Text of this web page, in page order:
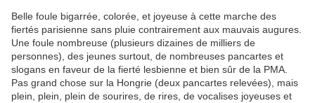
Belle foule bigarrée, colorée, et joyeuse à cette marche des
fiertés parisienne sans pluie contrairement aux mauvais augures.
Une foule nombreuse (plusieurs dizaines de milliers de
personnes), des jeunes surtout, de nombreuses pancartes et
slogans en faveur de la fierté lesbienne et bien sûr de la PMA.
Pas grand chose sur la Hongrie (deux pancartes relevées), mais
plein, plein, plein de sourires, de rires, de vocalises joyeuses et